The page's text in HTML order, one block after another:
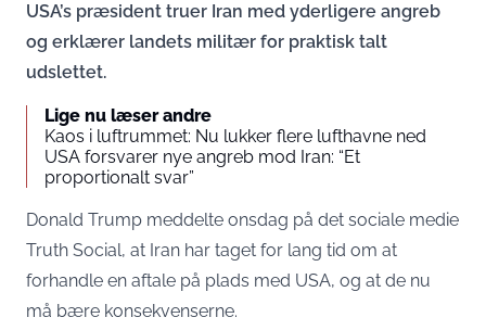
USA’s præsident truer Iran med yderligere angreb
og erklærer landets militær for praktisk talt
udslettet.
Lige nu læser andre
Kaos i luftrummet: Nu lukker flere lufthavne ned
USA forsvarer nye angreb mod Iran: “Et
proportionalt svar”
Donald Trump meddelte onsdag på det sociale medie
Truth Social, at Iran har taget for lang tid om at
forhandle en aftale på plads med USA, og at de nu
må bære konsekvenserne.